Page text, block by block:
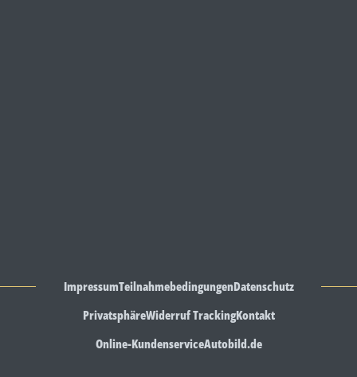
ImpressumTeilnahmebedingungenDatenschutz
PrivatsphäreWiderruf TrackingKontakt
Online-KundenserviceAutobild.de